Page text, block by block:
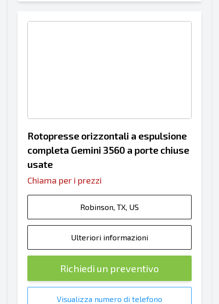
Rotopresse orizzontali a espulsione
completa Gemini 3560 a porte chiuse
usate
Chiama per i prezzi
Robinson, TX, US
Ulteriori informazioni
Richiedi un preventivo
Visualizza numero di telefono